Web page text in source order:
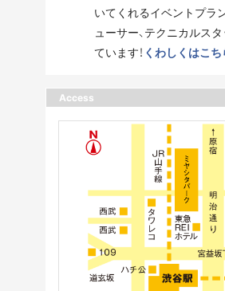
いてくれるイベントプラ
ューサー、テクニカルス
ています！ くわしくはこち
Access